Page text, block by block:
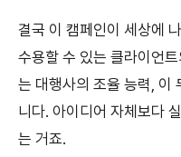
결국 이 캠페인이 세상에
수용할 수 있는 클라이언
는 대행사의 조율 능력, 이
니다. 아이디어 자체보다
는 거죠.